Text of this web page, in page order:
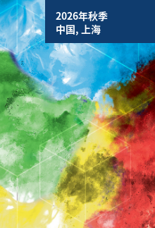
2026年秋季
中国, 上海